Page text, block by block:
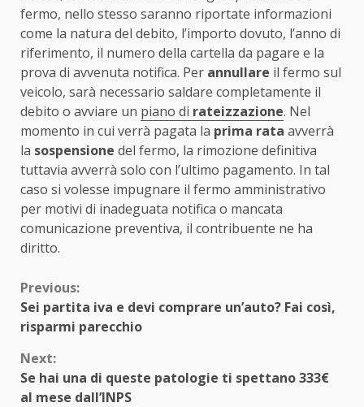
fermo, nello stesso saranno riportate informazioni
come la natura del debito, l’importo dovuto, l’anno di
riferimento, il numero della cartella da pagare e la
prova di avvenuta notifica. Per annullare il fermo sul
veicolo, sarà necessario saldare completamente il
debito o avviare un piano di rateizzazione. Nel
momento in cui verrà pagata la prima rata avverrà
la sospensione del fermo, la rimozione definitiva
tuttavia avverrà solo con l’ultimo pagamento. In tal
caso si volesse impugnare il fermo amministrativo
per motivi di inadeguata notifica o mancata
comunicazione preventiva, il contribuente ne ha
diritto.
Continue
Reading
Previous:
Sei partita iva e devi comprare un’auto? Fai così,
risparmi parecchio
Next:
Se hai una di queste patologie ti spettano 333€
al mese dall’INPS